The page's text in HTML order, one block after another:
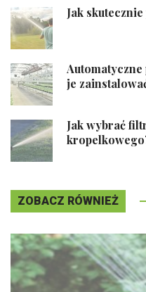
Jak
je
Jak wybrać
ZOBACZ RÓWNIEŻ